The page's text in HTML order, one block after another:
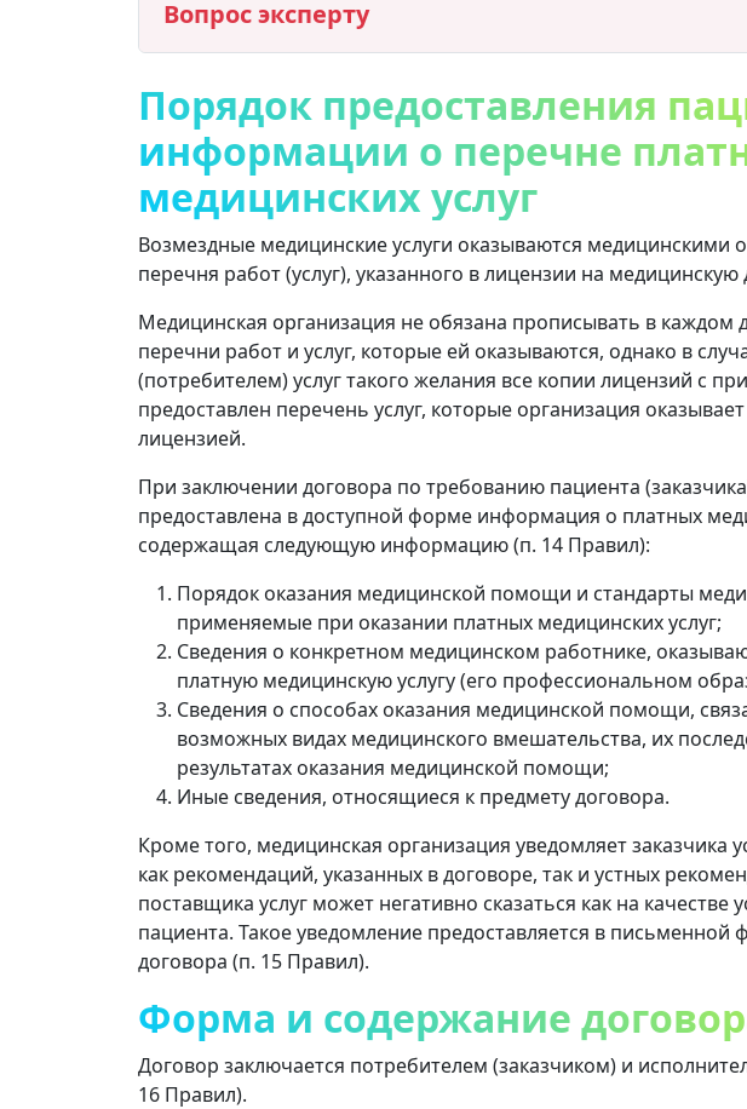
Вопрос эксперту
Порядок предоставления
информации о перечне
медицинских услуг
Возмездные медицинские услуги оказываются медицинскими
перечня работ (услуг), указанного в лицензии на
Медицинская организация не обязана прописывать в каждом
перечни работ и услуг, которые ей оказываются, однако в
(потребителем) услуг такого желания все копии лицензий с
предоставлен перечень услуг, которые организация
лицензией.
При заключении договора по требованию пациента
предоставлена ​​в доступной форме информация о платных
содержащая следующую информацию (п. 14 Правил):
Порядок оказания медицинской помощи и стандарты
применяемые при оказании платных медицинских услуг;
Сведения о конкретном медицинском работнике,
платную медицинскую услугу (его профессиональном
Сведения о способах оказания медицинской помощи,
возможных видах медицинского вмешательства, их
результатах оказания медицинской помощи;
Иные сведения, относящиеся к предмету договора.
Кроме того, медицинская организация уведомляет заказчика
как рекомендаций, указанных в договоре, так и устных
поставщика услуг может негативно сказаться как на качестве
пациента. Такое уведомление предоставляется в письменной
договора (п. 15 Правил).
Форма и содержание
Договор заключается потребителем (заказчиком) и
16 Правил).